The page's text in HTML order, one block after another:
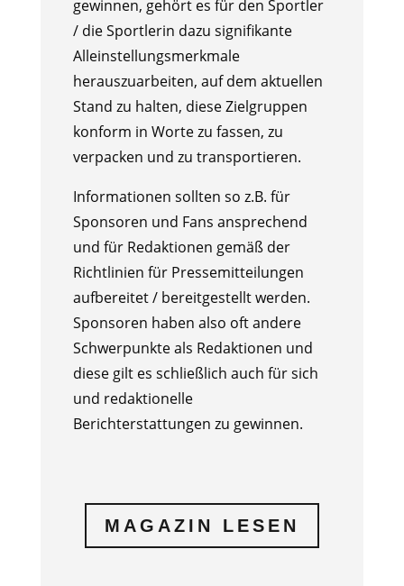
gewinnen, gehört es für den Sportler
/ die Sportlerin dazu signifikante
Alleinstellungsmerkmale
herauszuarbeiten, auf dem aktuellen
Stand zu halten, diese Zielgruppen
konform in Worte zu fassen, zu
verpacken und zu transportieren.
Informationen sollten so z.B. für
Sponsoren und Fans ansprechend
und für Redaktionen gemäß der
Richtlinien für Pressemitteilungen
aufbereitet / bereitgestellt werden.
Sponsoren haben also oft andere
Schwerpunkte als Redaktionen und
diese gilt es schließlich auch für sich
und redaktionelle
Berichterstattungen zu gewinnen.
MAGAZIN LESEN